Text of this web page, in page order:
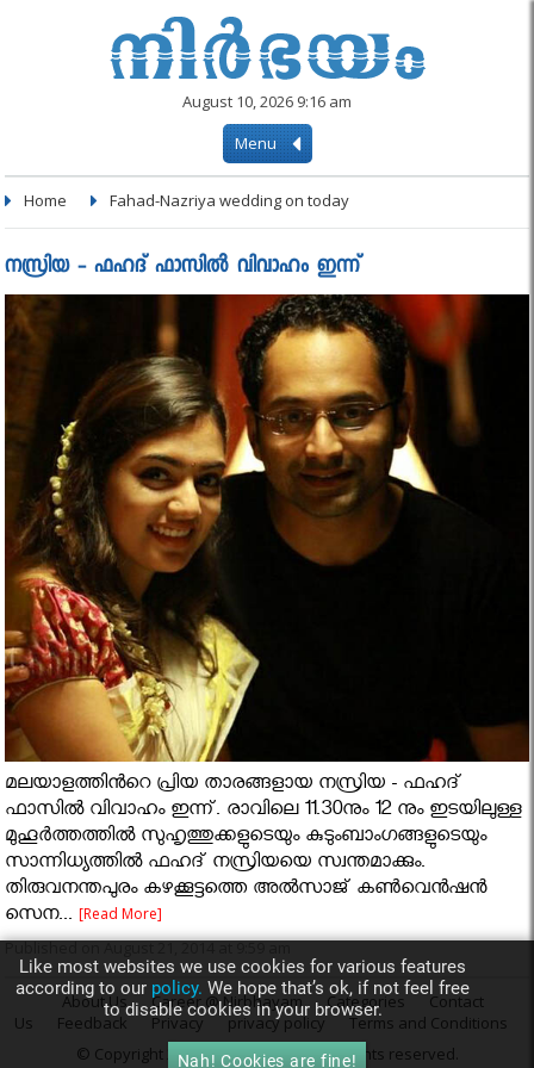
August 10, 2026 9:16 am
Menu
Home Fahad-Nazriya wedding on today
നസ്രിയ - ഫഹദ് ഫാസിൽ വിവാഹം ഇന്ന്
മലയാളത്തിൻറെ പ്രിയ താരങ്ങളായ നസ്രിയ - ഫഹദ്
ഫാസിൽ വിവാഹം ഇന്ന്. രാവിലെ 11.30നും 12 നും ഇടയിലുള്ള
മുഹൂർത്തത്തിൽ സുഹൃത്തുക്കളുടെയും കുടുംബാംഗങ്ങളുടെയും
സാന്നിധ്യത്തിൽ ഫഹദ് നസ്രിയയെ സ്വന്തമാക്കും.
തിരുവനന്തപുരം കഴക്കൂട്ടത്തെ അല്‍സാജ് കണ്‍വെന്‍ഷന്‍
സെന...[Read More]
Published on August 21, 2014 at 9:59 am
About Us Career @ Nirbhayam Categories
Contact
Us
Feedback Privacy privacy policy
Terms and Conditions
© Copyright 2014Nirbhayam.com . All rights reserved.
Like most websites we use cookies for various features
according to our policy. We hope that’s ok, if not feel free
to disable cookies in your browser.
Nah! Cookies are fine!